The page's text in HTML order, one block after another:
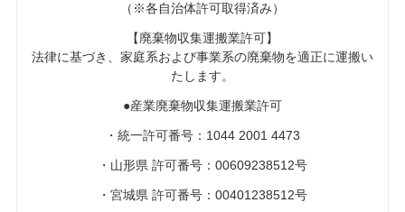
（※各自治体許可取得済み）
【廃棄物収集運搬業許可】
法律に基づき、家庭系および事業系の廃棄物を適正に運搬い
たします。
●産業廃棄物収集運搬業許可
・統一許可番号：1044 2001 4473
・山形県 許可番号：00609238512号
・宮城県 許可番号：00401238512号